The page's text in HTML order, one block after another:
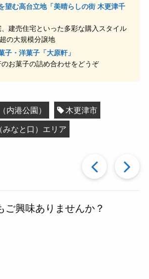
望む高台立地「美晴らしの街 木更津千
建売住宅といった多彩な購入スタイル
の大規模分譲地
子・洋菓子「大原軒」
お菓子の詰め合わせをどうぞ
内港公園）
木更津市
なと口）エリア
過
去
ご興味ありませんか？